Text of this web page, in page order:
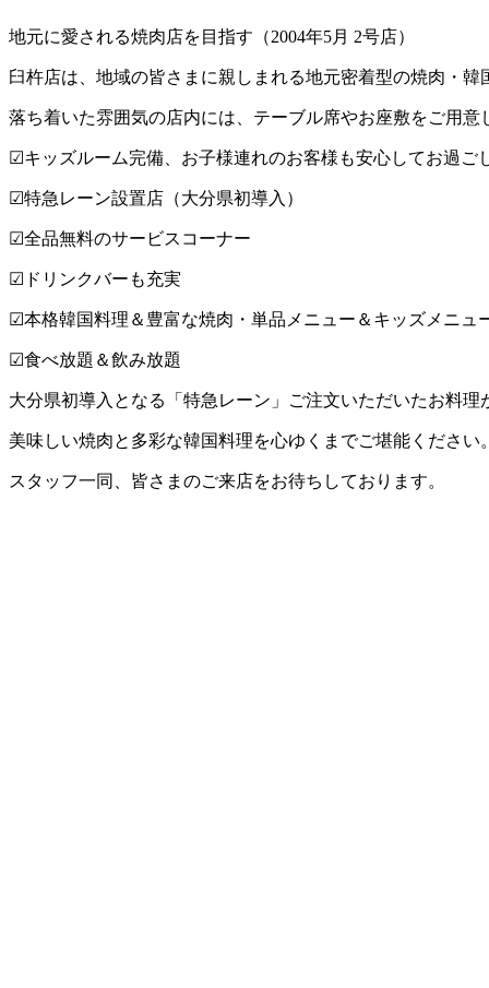
地元に愛される焼肉店を目指す（2004年5月 2号店）
臼杵店は、地域の皆さまに親しまれる地元密着型の焼肉・韓
落ち着いた雰囲気の店内には、テーブル席やお座敷をご用
☑︎キッズルーム完備、お子様連れのお客様も安心してお過ご
☑︎特急レーン設置店（大分県初導入）
☑︎全品無料のサービスコーナー
☑︎ドリンクバーも充実
☑︎本格韓国料理＆豊富な焼肉・単品メニュー＆キッズメニュ
☑︎食べ放題＆飲み放題
大分県初導入となる「特急レーン」ご注文いただいたお料
美味しい焼肉と多彩な韓国料理を心ゆくまでご堪能ください
スタッフ一同、皆さまのご来店をお待ちしております。